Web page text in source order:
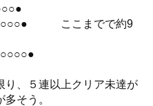
○○○○● ここまでで約9
り、５連以上クリア未達が
そう。